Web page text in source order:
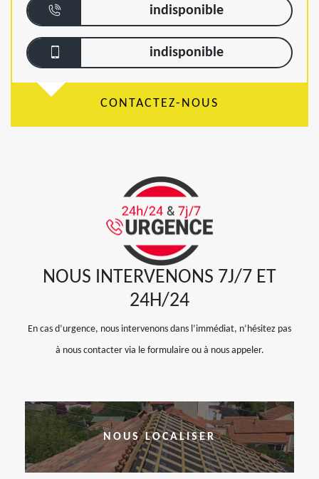
indisponible
indisponible
CONTACTEZ-NOUS
NOUS INTERVENONS 7J/7 ET
24H/24
En cas d’urgence, nous intervenons dans l’immédiat, n’hésitez pas
à nous contacter via le formulaire ou à nous appeler.
NOUS LOCALISER